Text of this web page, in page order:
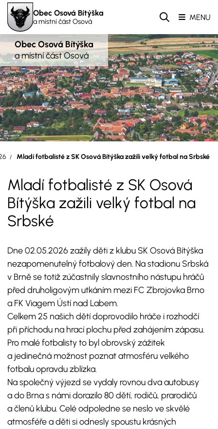
Obec Osová Bítýška
a místní část Osová MENU
Obec Osová Bítýška
a místní část Osová
Mladí fotbalisté z SK Osová Bítýška zažili velký fotbal na Srbské
Mladí fotbalisté z SK Osová
Bítýška zažili velký fotbal na
Srbské
Dne 02.05.2026 zažily děti z klubu SK Osová Bítýška
nezapomenutelný fotbalový den. Na stadionu Srbská
v Brně se totiž zúčastnily slavnostního nástupu hráčů
před druholigovým utkáním mezi FC Zbrojovka Brno
a FK Viagem Ústí nad Labem.
Celkem 25 našich dětí doprovodilo hráče i rozhodčí
při příchodu na hrací plochu před zahájením zápasu.
Pro malé fotbalisty to byl obrovský zážitek
a jedinečná možnost poznat atmosféru velkého
fotbalu opravdu zblízka.
Na společný výjezd se vydaly rovnou dva autobusy
a do Brna s námi dorazilo 80 dětí, rodičů, prarodičů
a členů klubu. Celé odpoledne se neslo ve skvělé
atmosféře a děti si odnesly spoustu krásných